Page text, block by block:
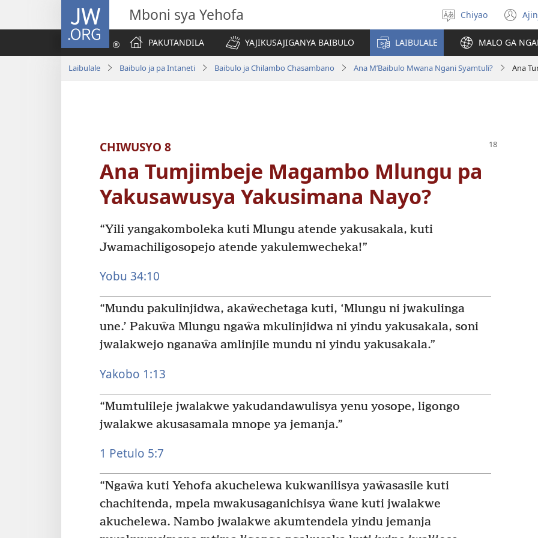
JW.ORG Mboni sya Yehofa
Asagule
ciŵeceto
Chiyao
PAKUTANDILA
YAJIKUSAJIGANYA BAIBULO LAIBULALE MALO GA
Laibulale Baibulo ja pa Intaneti Baibulo ja Chilambo Chasambano Ana M’Baibulo Mwana Ngani Syamtuli?
CHIWUSYO 8
Ana Tumjimbeje Magambo Mlungu pa
Yakusawusya Yakusimana Nayo?
“Yili yangakomboleka kuti Mlungu atende yakusakala, kuti
Jwamachiligosopejo atende yakulemwecheka!”
Yobu 34:10
“Mundu pakulinjidwa, akaŵechetaga kuti, ‘Mlungu ni jwakulinga
une.’ Pakuŵa Mlungu ngaŵa mkulinjidwa ni yindu yakusakala, soni
jwalakwejo nganaŵa amlinjile mundu ni yindu yakusakala.”
Yakobo 1:13
“Mumtulileje jwalakwe yakudandawulisya yenu yosope, ligongo
jwalakwe akusasamala mnope ya jemanja.”
1 Petulo 5:7
“Ngaŵa kuti Yehofa akuchelewa kukwanilisya yaŵasasile kuti
chachitenda, mpela mwakusaganichisya ŵane kuti jwalakwe
akuchelewa. Nambo jwalakwe akumtendela yindu jemanja